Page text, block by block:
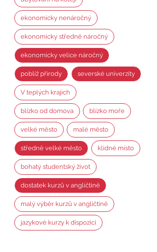
ekonomicky nenáročný
ekonomicky středně náročný
ekonomicky velice náročný
poblíž přírody severské univerzity
V teplých krajích
blízko od domova blízko moře
velké město malé město
středně velké město klidné místo
bohatý studentský život
dostatek kurzů v angličtině
malý výběr kurzů v angličtině
jazykové kurzy k dispozici